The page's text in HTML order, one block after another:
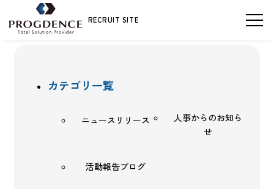
RECRUIT SITE
新卒採用 キャリア採用
仕事を知る
カテゴリ一覧
ニュースリリース
人事からのお知ら
せ
活動報告ブログ